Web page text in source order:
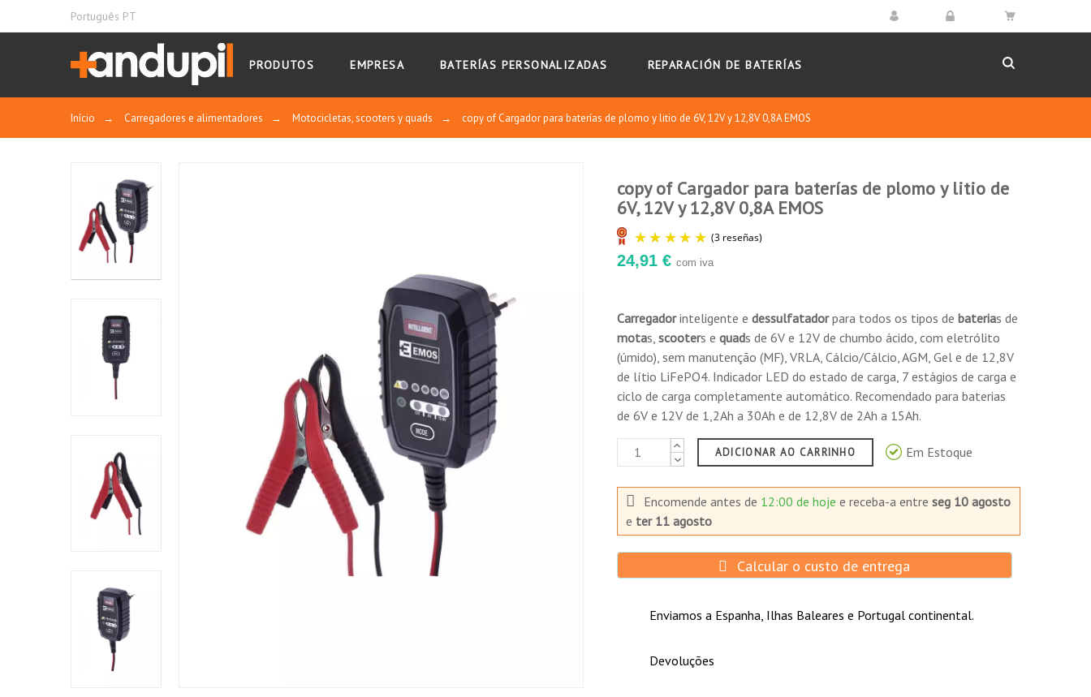
Português PT
PRODUTOS EMPRESA BATERÍAS PERSONALIZADAS REPARACIÓN DE BATERÍAS
Início → Carregadores e alimentadores → Motocicletas, scooters y quads → copy of Cargador para baterías de plomo y litio de 6V, 12V y 12,8V 0,8A EMOS
copy of Cargador para baterías de plomo y litio de
6V, 12V y 12,8V 0,8A EMOS
24,91 € com iva
Carregadorinteligente e dessulfatadorpara todos os tipos de baterias de
motas, scooters e quads de 6V e 12V de chumbo ácido, com eletrólito
(úmido), sem manutenção (MF), VRLA, Cálcio/Cálcio, AGM, Gel e de 12,8V
de lítio LiFePO4. Indicador LED do estado de carga, 7 estágios de carga e
ciclo de carga completamente automático. Recomendado para baterias
de 6V e 12V de 1,2Ah a 30Ah e de 12,8V de 2Ah a 15Ah.
ADICIONAR AO CARRINHO Em Estoque
Encomende antes de 12:00 de hoje e receba-a entre seg 10 agosto
e ter 11 agosto
Calcular o custo de entrega
Enviamos a Espanha, Ilhas Baleares e Portugal continental.
Devoluções
MOSTRAR CERTIFICADO
Control y calidad
Ordenar por fecha descendente
Comprador Verificado
Publicado el 1/20/22, 7:51 AM
Llego rápidamente el pedido. Solo hemos tenido un problema con el. las
instrucciones no vienen en Español, pero si en un montón de idiomas, que no
usamos. Espero sea sencillo su manejo.
Comprador Verificado
Publicado el 2/23/21, 2:28 AM
Buen servicio y producto. Satisfecho con la compra.